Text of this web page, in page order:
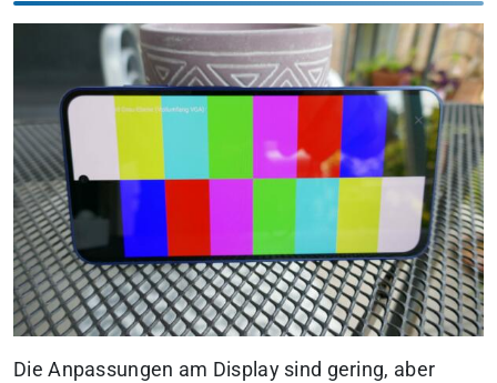
Die Anpassungen am Display sind gering, aber